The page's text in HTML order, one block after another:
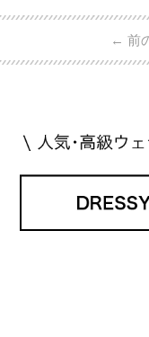
HPよ
と
← 前